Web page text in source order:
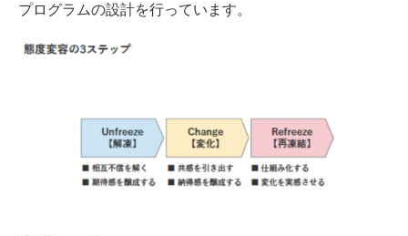
プログラムの設計を行っています。